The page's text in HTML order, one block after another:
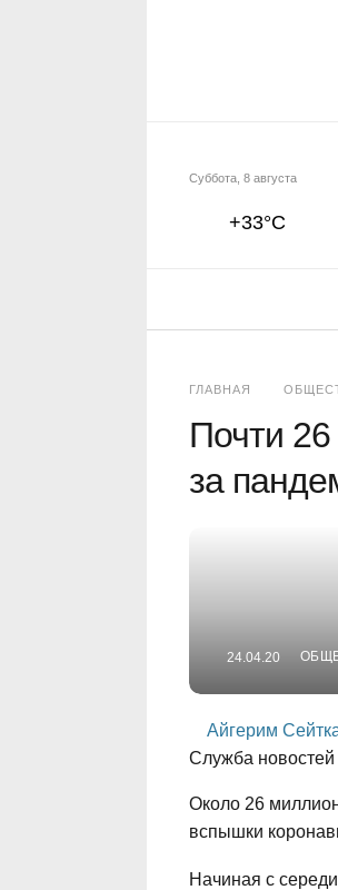
+33°C
Суббота, 8 августа
ГЛАВНАЯ
Почти
за
24.04.20
Айгерим
Служба новостей
Около 26
вспышки
Начиная с